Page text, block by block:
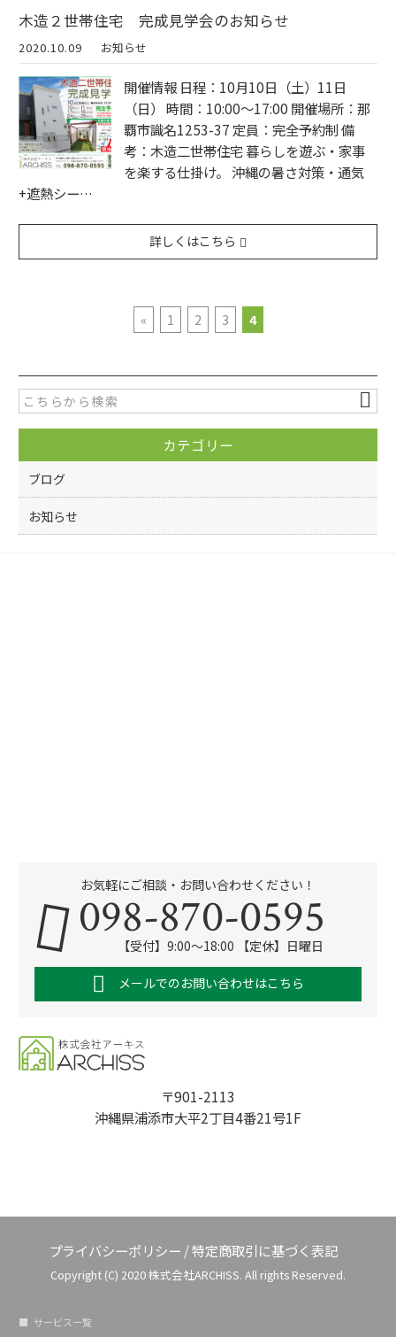
木造２世帯住宅 完成見学会のお知らせ
2020.10.09 お知らせ
開催情報 日程：10月10日（土）11日
（日） 時間：10:00～17:00 開催場所：那
覇市識名1253-37 定員：完全予約制 備
考：木造二世帯住宅 暮らしを遊ぶ・家事
を楽する仕掛け。 沖縄の暑さ対策・通気
+遮熱シー…
詳しくはこちら
« 1 2 3 4
カテゴリー
ブログ
お知らせ
〒901-2113
沖縄県浦添市大平2丁目4番21号1F
お気軽にご相談・お問い合わせください！
098-870-0595
【受付】9:00～18:00 【定休】日曜日
メールでのお問い合わせはこちら
プライバシーポリシー /特定商取引に基づく表記
Copyright (C) 2020 株式会社ARCHISS. All rights Reserved.
サービス一覧